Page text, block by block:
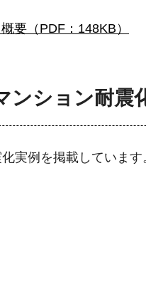
概要（PDF：148KB）
ンション耐震
実例を掲載しています